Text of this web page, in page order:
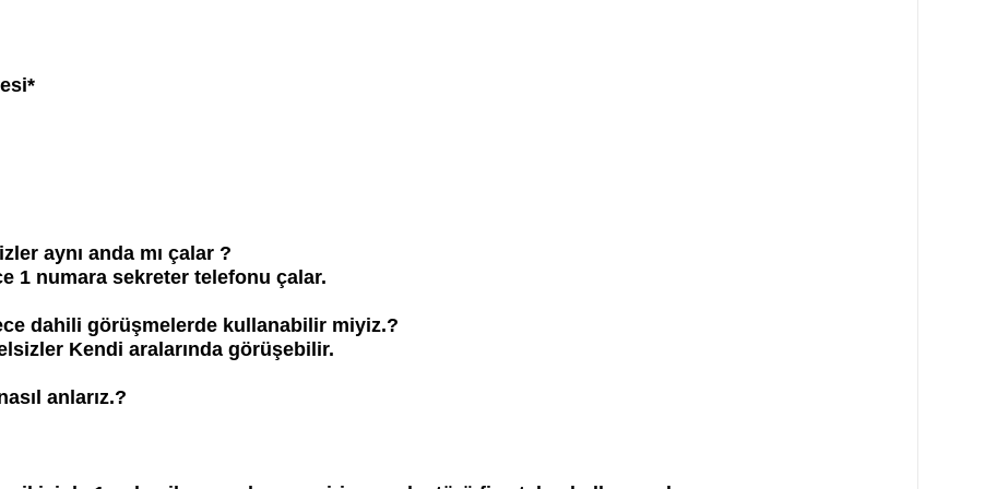
aynı anda mı çalar ?
1 numara sekreter telefonu çalar.
dahili görüşmelerde kullanabilir miyiz.?
Kendi aralarında görüşebilir.
anlarız.?